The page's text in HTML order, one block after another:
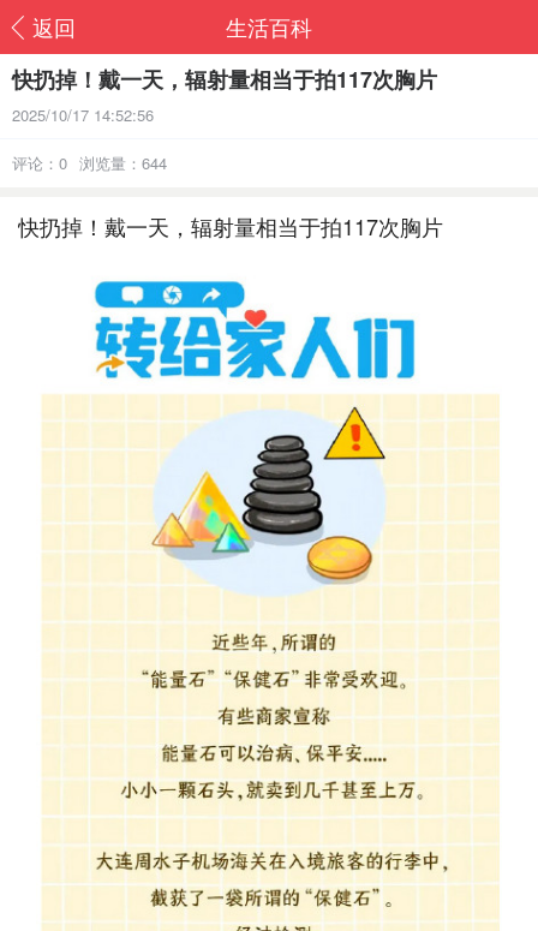
返回
生活百科
快扔掉！戴一天，辐射量相当于拍117次胸片
2025/10/17 14:52:56
评论：0 浏览量：644
快扔掉！戴一天，辐射量相当于拍117次胸片